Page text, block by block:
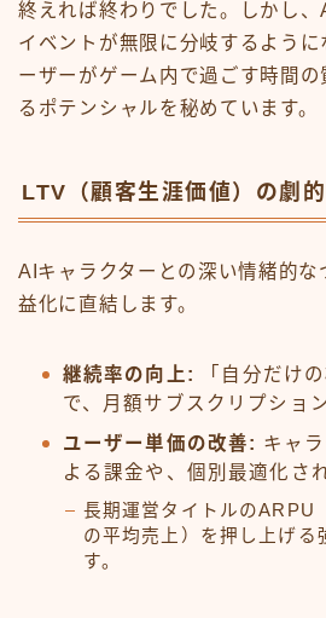
終えれば終わりでした。しかし
イベントが無限に分岐するよう
ーザーがゲーム内で過ごす時間の
るポテンシャルを秘めています。
LTV（顧客生涯価値）の劇
AIキャラクターとの深い情緒的
益化に直結します。
継続率の向上:
「自分だけ
で、月額サブスクリプショ
ユーザー単価の改善: キャ
よる課金や、個別最適化さ
長期運営タイトルのARPU
の平均売上）を押し上げる
す。